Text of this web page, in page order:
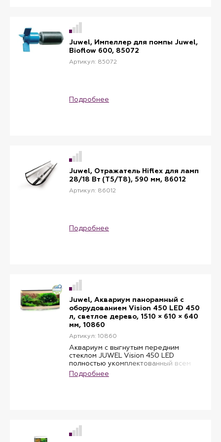
практичность в обслуживании.
Подобрать тумбу можно под цвет
вашего аквариума, все продумано.
Сделана из материалов немецкого
качества, что гарантирует высокую
износостойкость и длительную
Juwel, Импеллер для помпы Juwel,
Bioflow 600, 85072
Артикул: 85072
Подробнее
Juwel, Отражатель Hiflex для ламп
28/18 Вт (T5/T8), 590 мм, 86012
Артикул: 86012
Подробнее
Juwel, Аквариум панорамный с
оборудованием Vision 450 LED 450
л, светлое дерево, 1510 × 610 × 640
мм, 10860
Артикул: 10860
Аквариум с выгнутым передним
стеклом JUWEL Vision 450 LED
полностью укомплектованный всем
необходимым оборудованием,
включающим светодиодное
компактную систему, легко доступную
для обслуживания каждого
Подробнее